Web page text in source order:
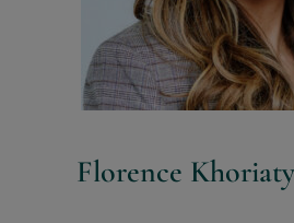
Florence Khoriaty